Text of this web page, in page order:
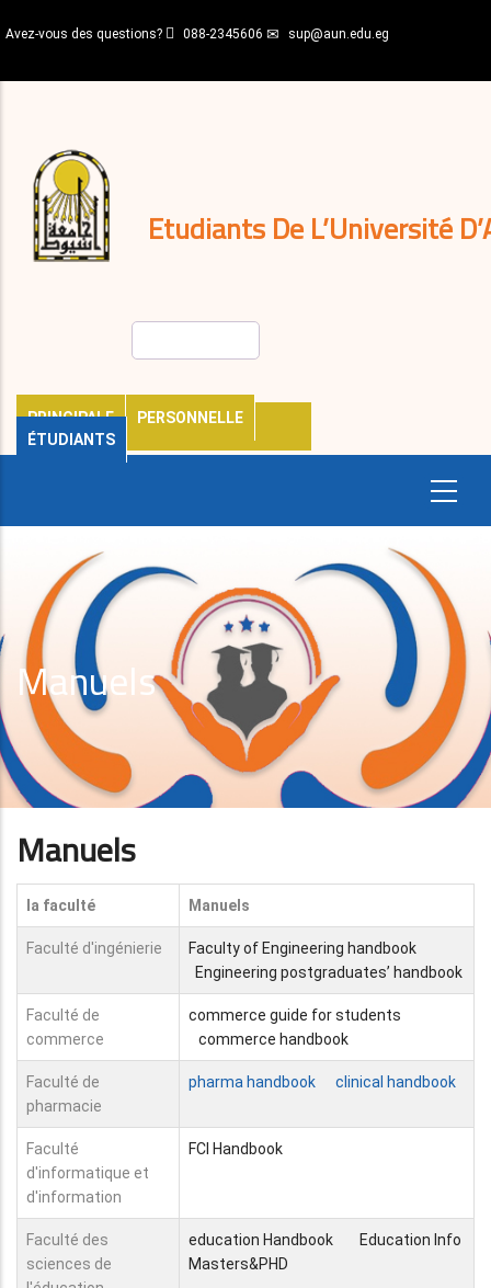
au
principal
Avez-vous des questions? 088-2345606 sup@aun.edu.eg
Etudiants De L’Université
PRINCIPALE
PERSONNELLE
ÉTUDIANTS
décisions
Expatriés
Journal
Manuels
Manuels
la faculté Manuels
Faculté d'ingénierie
Faculty of Engineering handbook
Engineering postgraduates’ handbook
Faculté de
commerce
commerce guide for students
commerce handbook
Faculté de
pharmacie
pharma handbook clinical handbook
Faculté
d'informatique et
d'information
FCI Handbook
Faculté des
sciences de
education Handbook
Education Info
Masters&PHD